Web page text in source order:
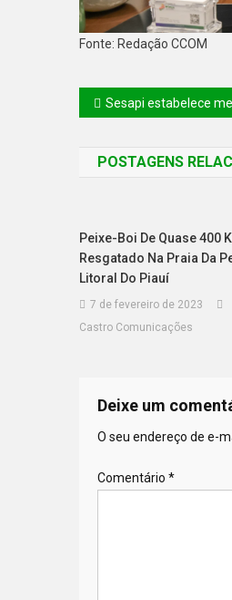
Fonte: Redação CCOM
Sesapi estabelece metas e ações de saúde para o ano de
POSTAGENS
Peixe-Boi De Quase 400
Resgatado Na Praia Da
Litoral Do Piauí
7 de fevereiro de 2023
Castro Comunicações
Deixe um
O seu endereço de e-
Comentário *